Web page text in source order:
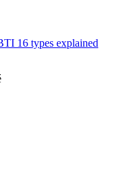
16 types explained